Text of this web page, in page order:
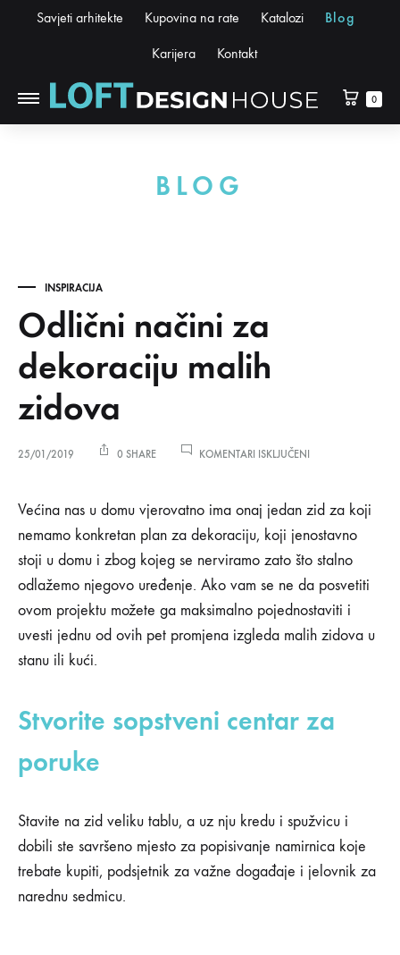
Savjeti arhitekte Kupovina na rate Katalozi Blog
Karijera Kontakt
0
BLOG
INSPIRACIJA
Odlični načini za
dekoraciju malih
zidova
25/01/2019 0 SHARE KOMENTARI ISKLJUČENI
ZA
DEKORACIJU
MALIH
ZIDOVA
Odlični
načini
za
dekoraciju
zidova
25/01/2019
SHARE
KOMENTARI
ISKLJUČENI
ODLIČNI
Većina nas u domu vjerovatno ima onaj jedan zid za koji
nemamo konkretan plan za dekoraciju, koji jenostavno
stoji u domu i zbog kojeg se nerviramo zato što stalno
odlažemo njegovo uređenje. Ako vam se ne da posvetiti
ovom projektu možete ga maksimalno pojednostaviti i
uvesti jednu od ovih pet promjena izgleda malih zidova u
stanu ili kući.
Stvorite sopstveni centar za
poruke
Stavite na zid veliku tablu, a uz nju kredu i spužvicu i
dobili ste savršeno mjesto za popisivanje namirnica koje
trebate kupiti, podsjetnik za važne događaje i jelovnik za
narednu sedmicu.